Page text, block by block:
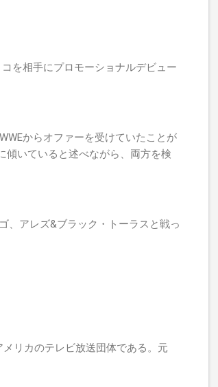
を相手にプロモーショナルデビュー
からオファーを受けていたことが
傾いていると述べながら、両方を検
、アレズ&ブラック・トーラスと戦っ
リカのテレビ放送団体である。元